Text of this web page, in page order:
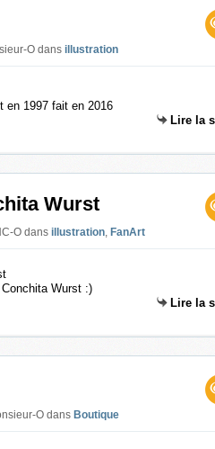
O dans illustration
en 1997 fait en 2016
Lire la
Wurst
O dans illustration, FanArt
Wurst :)
Lire la
O dans Boutique